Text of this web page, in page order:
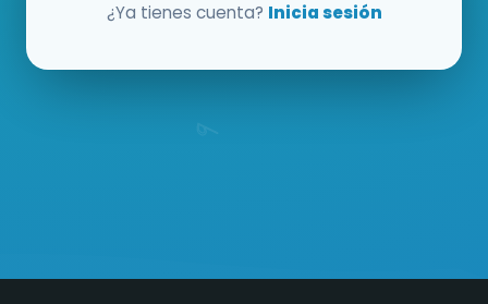
¿Ya tienes cuenta? Inicia sesión